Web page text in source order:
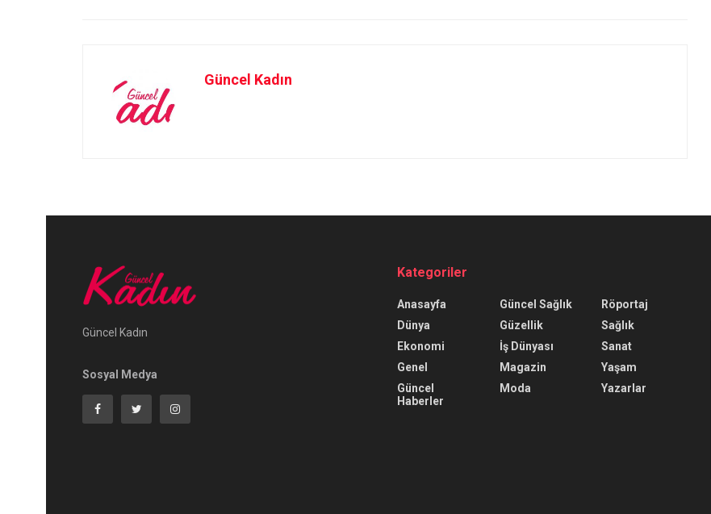
Güncel Kadın
Güncel Kadın
Sosyal Medya
Kategoriler
Anasayfa
Dünya
Ekonomi
Genel
Güncel
Haberler
Güncel Sağlık
Güzellik
İş Dünyası
Magazin
Moda
Röportaj
Sağlık
Sanat
Yaşam
Yazarlar